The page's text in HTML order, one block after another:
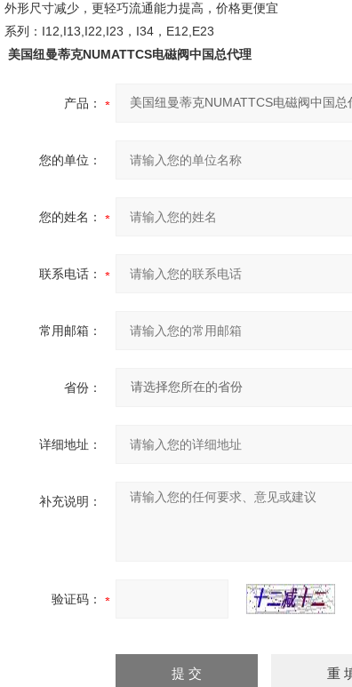
外形尺寸减少，更轻巧流通能力提高，价格更便宜
系列：I12,I13,I22,I23，I34，E12,E23
美国纽曼蒂克NUMATTCS电磁阀中国总代理
产品：
您的单位：
您的姓名：
联系电话：
常用邮箱：
省份：
详细地址：
补充说明：
验证码：